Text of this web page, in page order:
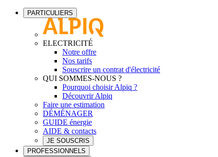
PARTICULIERS
ELECTRICITÉ
Notre offre
Nos tarifs
Souscrire un contrat d'électricité
QUI SOMMES-NOUS ?
Pourquoi choisir Alpiq ?
Découvrir Alpiq
Faire une estimation
DÉMÉNAGER
GUIDE énergie
AIDE & contacts
JE SOUSCRIS
PROFESSIONNELS